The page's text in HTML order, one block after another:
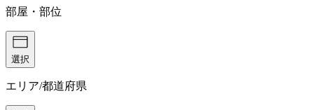
部屋・部位
選択
エリア/都道府県